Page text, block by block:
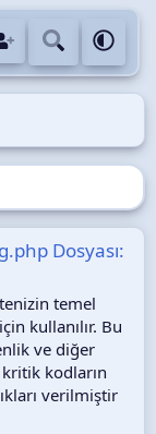
Dosyası:
temel
kullanılır. Bu
ve diğer
kritik kodların
verilmiştir